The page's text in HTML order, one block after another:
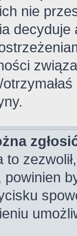
nie
to
powinien